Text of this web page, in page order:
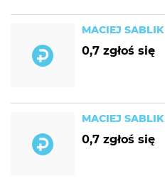
MACIEJ SABLIK
0,7 zgłoś się
MACIEJ SABLIK
0,7 zgłoś się